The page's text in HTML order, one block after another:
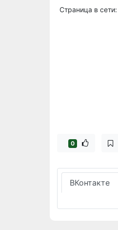
Страница в сети:
0
ВКонтакте